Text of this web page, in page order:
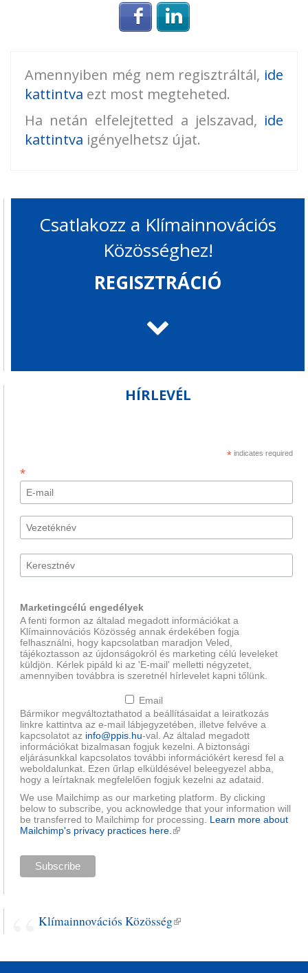
Login with Facebook
Amennyiben még nem regisztráltál, ide
kattintva ezt most megteheted.
Ha netán elfelejtetted a jelszavad, ide
kattintva igényelhetsz újat.
Csatlakozz a Klímainnovációs
Közösséghez!
REGISZTRÁCIÓ
HÍRLEVÉL
* indicates required
*
Marketingcélú engedélyek
A fenti formon az általad megadott információkat a
Klímainnovációs Közösség annak érdekében fogja
felhasználni, hogy kapcsolatban maradjon Veled,
tájékoztasson az újdonságokról és marketing célú leveleket
küldjön. Kérlek pipáld ki az 'E-mail' melletti négyzetet,
amennyiben továbbra is szeretnél hírlevelet kapni tőlünk.
Email
Bármikor megváltoztathatod a beállításaidat a leiratkozás
linkre kattintva az e-mail lábjegyzetében, illetve felvéve a
kapcsolatot az info@ppis.hu-val. Az általad megadott
információkat bizalmasan fogjuk kezelni. A biztonsági
eljárásunkkal kapcsolatos további információkért keresd fel a
weboldalunkat. Ezen űrlap elküldésével beleegyezel abba,
hogy a leírtaknak megfelelően fogjuk kezelni az adataid.
We use Mailchimp as our marketing platform. By clicking
below to subscribe, you acknowledge that your information will
be transferred to Mailchimp for processing. Learn more about
Mailchimp's privacy practices here. (külső hivatkozás)
Klímainnovációs Közösség(külső hivatkozás)